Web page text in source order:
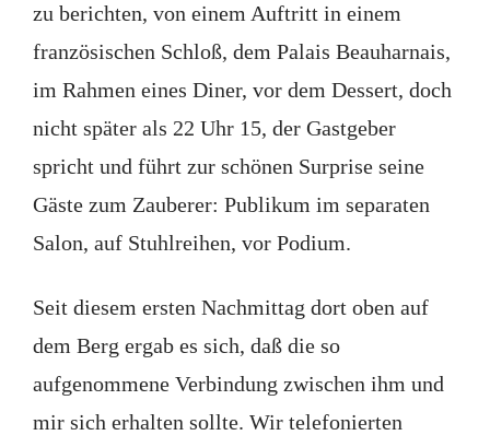
zu berichten, von einem Auftritt in einem
französischen Schloß, dem Palais Beauharnais,
im Rahmen eines Diner, vor dem Dessert, doch
nicht später als 22 Uhr 15, der Gastgeber
spricht und führt zur schönen Surprise seine
Gäste zum Zauberer: Publikum im separaten
Salon, auf Stuhlreihen, vor Podium.
Seit diesem ersten Nachmittag dort oben auf
dem Berg ergab es sich, daß die so
aufgenommene Verbindung zwischen ihm und
mir sich erhalten sollte. Wir telefonierten